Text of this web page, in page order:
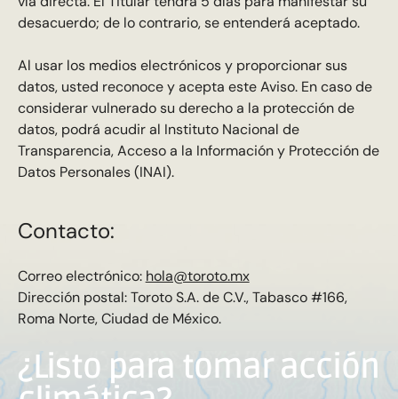
desacuerdo; de lo contrario, se entenderá aceptado.
Al usar los medios electrónicos y proporcionar sus
datos, usted reconoce y acepta este Aviso. En caso de
considerar vulnerado su derecho a la protección de
datos, podrá acudir al Instituto Nacional de
Transparencia, Acceso a la Información y Protección de
Datos Personales (INAI).
Contacto:
Correo electrónico: hola@toroto.mx
Dirección postal: Toroto S.A. de C.V., Tabasco #166,
Roma Norte, Ciudad de México.
¿Listo para tomar acción